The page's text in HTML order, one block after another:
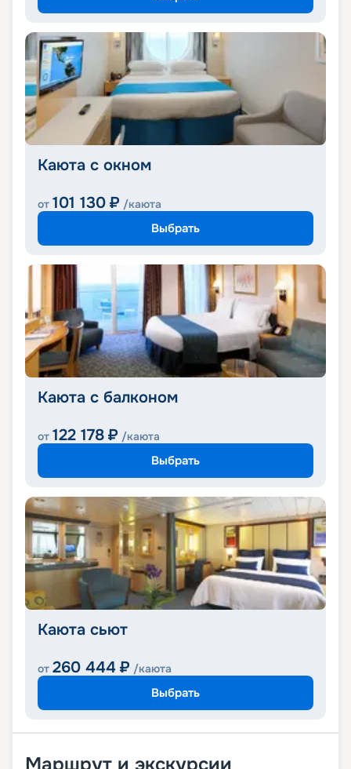
Каюта с окном
от 101 130 ₽ /каюта
Выбрать
Каюта с балконом
от 122 178 ₽ /каюта
Выбрать
Каюта сьют
от 260 444 ₽ /каюта
Выбрать